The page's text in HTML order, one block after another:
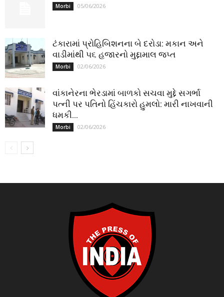
Morbi 05/06/2026
ટંકારામાં પ્રોહિબિશનના બે દરોડા: મકાન અને
વાડીમાંથી ૫૬ હજારનો મુદ્દામાલ જપ્ત
Morbi 02/06/2026
વાંકાનેરના ભેરડામાં બાળકો સચવા મુદ્દે સગર્ભા
પત્ની પર પતિનો હિંચકારો હુમલો: મારી નાખવાની
ધમકી...
Morbi 02/06/2026